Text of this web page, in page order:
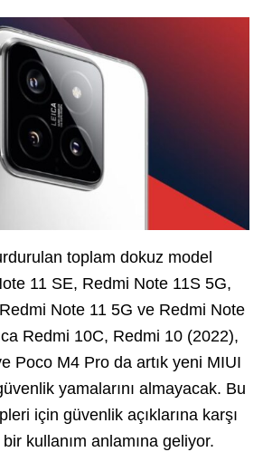
toplam dokuz model
11 SE, Redmi Note 11S 5G,
Note 11 5G ve Redmi Note
Redmi 10C, Redmi 10 (2022),
Poco M4 Pro da artık yeni MIUI
yamalarını almayacak. Bu
için güvenlik açıklarına karşı
kullanım anlamına geliyor.